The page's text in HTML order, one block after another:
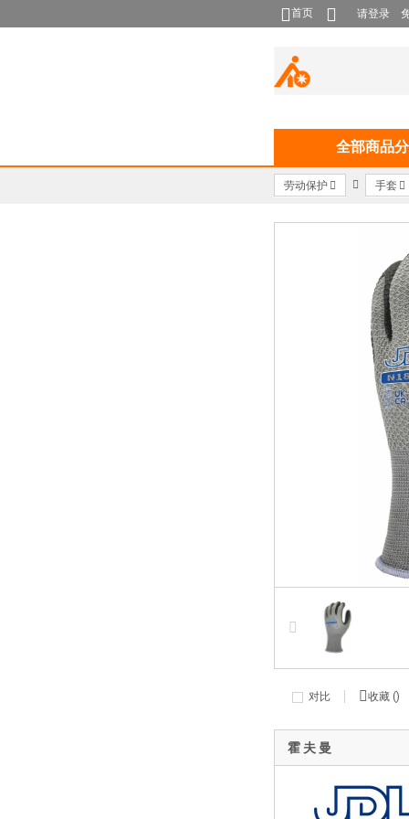
首页 请登录
全部商品
劳动保护 手套
对比 收藏 ()
霍 夫 曼